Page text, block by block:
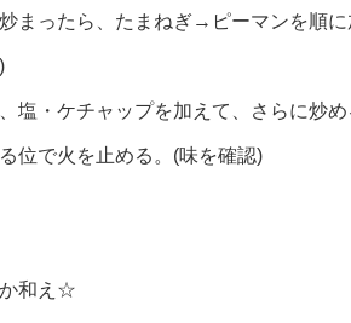
まったら、たまねぎ→ピーマンを順に
塩・ケチャップを加えて、さらに炒め
位で火を止める。(味を確認)
和え☆